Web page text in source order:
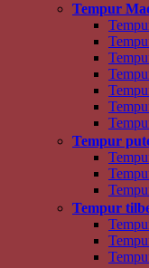
Tempur
Tempur
Tempur